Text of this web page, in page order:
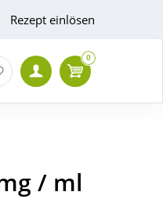
Rezept einlösen
0
/ ml